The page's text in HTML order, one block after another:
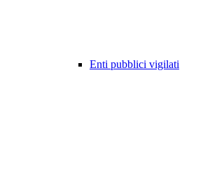
Enti pubblici vigilati